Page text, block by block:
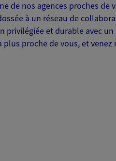
de nos agences proches de
à un réseau de
privilégiée et durable avec un
proche de vous, et venez